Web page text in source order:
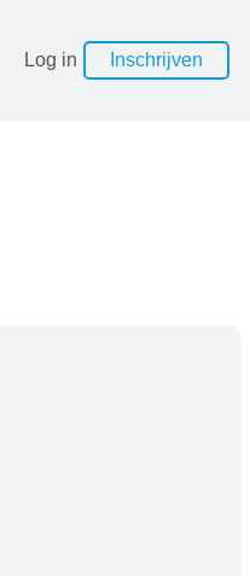
Log in Inschrijven